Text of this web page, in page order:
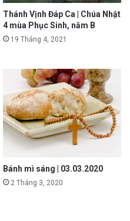
Thánh Vịnh Đáp Ca | Chúa Nhật
4 mùa Phục Sinh, năm B
19 Tháng 4, 2021
Bánh mì sáng | 03.03.2020
2 Tháng 3, 2020